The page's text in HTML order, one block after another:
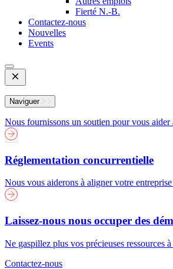
Fierté N.-B.
Contactez-nous
Nouvelles
Events
Open
Mobile
Menu
Naviguer
Nous fournissons un soutien pour vous
Réglementation concurrentielle
Nous vous aiderons à aligner votre
Laissez-nous nous occuper des
Ne gaspillez plus vos précieuses ressources
Contactez-nous